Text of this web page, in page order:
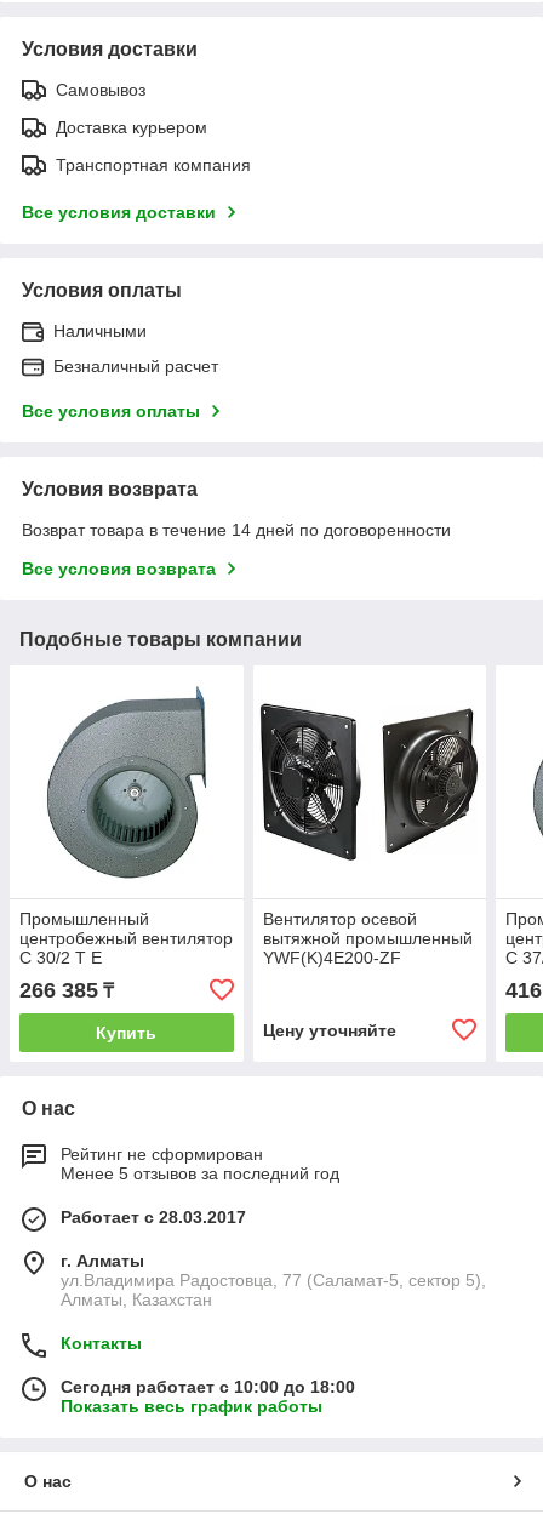
Условия доставки
Самовывоз
Доставка курьером
Транспортная компания
Все условия доставки
Условия оплаты
Наличными
Безналичный расчет
Все условия оплаты
Условия возврата
Возврат товара в течение 14 дней по договоренности
Все условия возврата
Подобные товары компании
Промышленный
центробежный вентилятор
C 30/2 T E
266 385 ₸
Купить
Вентилятор осевой
вытяжной промышленный
YWF(K)4E200-ZF
Цену уточняйте
C
О нас
Рейтинг не сформирован
Менее 5 отзывов за последний год
Работает с 28.03.2017
г. Алматы
ул.Владимира Радостовца, 77 (Саламат-5, сектор 5),
Алматы, Казахстан
Контакты
Сегодня работает с 10:00 до 18:00
Показать весь график работы
О нас